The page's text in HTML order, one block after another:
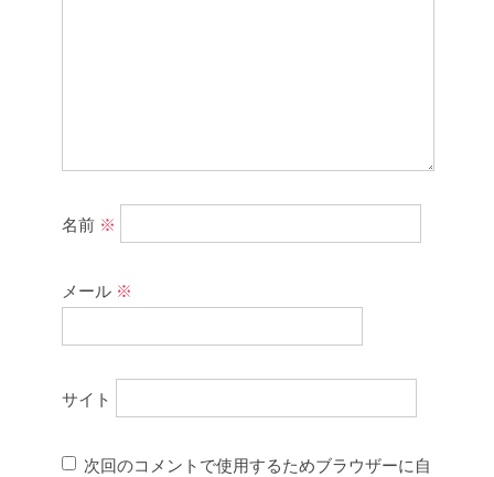
名前 ※
メール ※
サイト
次回のコメントで使用するためブラウザーに自